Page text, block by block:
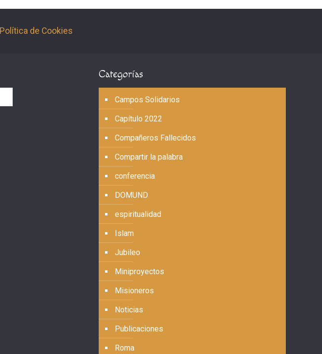
Política de Cookies
Categorías
Campos Solidarios
Capítulo 2022
Compañeros Fallecidos
Compartir la palabra
conferencia
DOMUND
espiritualidad
Islam
Jubileo
Miniproyectos
Misioneros
Noticias
Publicaciones
Roma